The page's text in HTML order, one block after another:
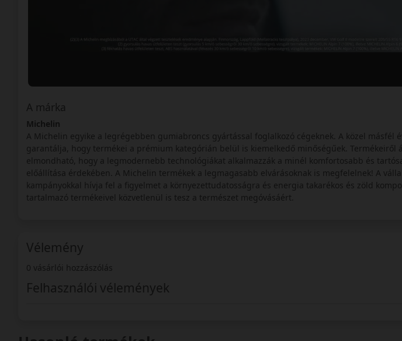
A márka
Michelin
A Michelin egyike a legrégebben gumiabroncs gyártással foglalkozó cégeknek. A közel másfél
garantálja, hogy termékei a prémium kategórián belül is kiemelkedő minőségűek. Termékeiről
elmondható, hogy a legmodernebb technológiákat alkalmazzák a minél komfortosabb és
előállítása érdekében. A Michelin termékek a legmagasabb elvárásoknak is megfelelnek! A
kampányokkal hívja fel a figyelmet a környezettudatosságra és energia takarékos és zöld
tartalmazó termékeivel közvetlenül is tesz a természet megóvásáért.
Vélemény
0 vásárlói hozzászólás
Felhasználói vélemények